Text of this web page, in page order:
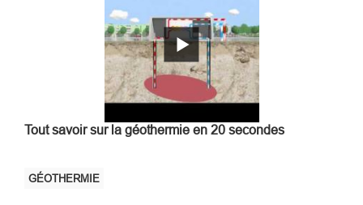
Tout savoir sur la géothermie en 20 secondes
GÉOTHERMIE